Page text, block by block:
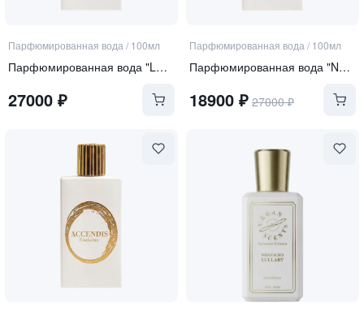
Парфюмированная вода / 100мл
Парфюмированная вода "LUNA DULCIUS"
27000 ₽
Парфюмированная вода / 100мл
Парфюмированная вода "NOORIA"
18900₽ 27000₽